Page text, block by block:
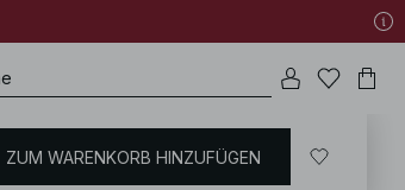
Hosen
ZUM WARENKORB HINZUFÜGEN